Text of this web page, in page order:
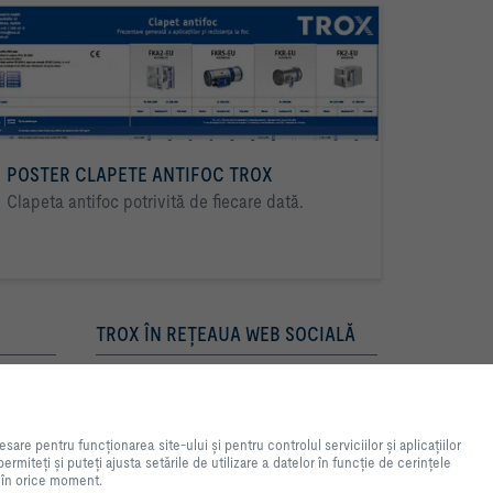
POSTER CLAPETE ANTIFOC TROX
Clapeta antifoc potrivită de fiecare dată.
TROX ÎN REŢEAUA WEB SOCIALĂ
pe site-ul web și usurarea
statistice, pentru setări
și puteți ajusta setările
că, în funcție de setările
pentru funcționarea site-ului și pentru controlul serviciilor și aplicațiilor
și puteți ajusta setările de utilizare a datelor în funcție de cerințele
orice moment.